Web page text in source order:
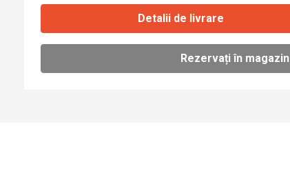
Detalii de livrare
Rezervați în magazin